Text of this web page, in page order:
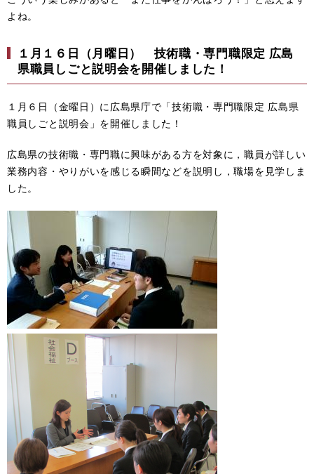
よね。
１月１６日（月曜日） 技術職・専門職限定 広島
県職員しごと説明会を開催しました！
１月６日（金曜日）に広島県庁で「技術職・専門職限定 広島県
職員しごと説明会」を開催しました！
広島県の技術職・専門職に興味がある方を対象に，職員が詳しい
業務内容・やりがいを感じる瞬間などを説明し，職場を見学しま
した。